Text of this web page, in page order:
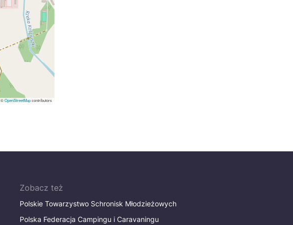
©OpenStreetMapcontributors
Zobacz też
Polskie Towarzystwo Schronisk Młodzieżowych
Polska Federacja Campingu i Caravaningu